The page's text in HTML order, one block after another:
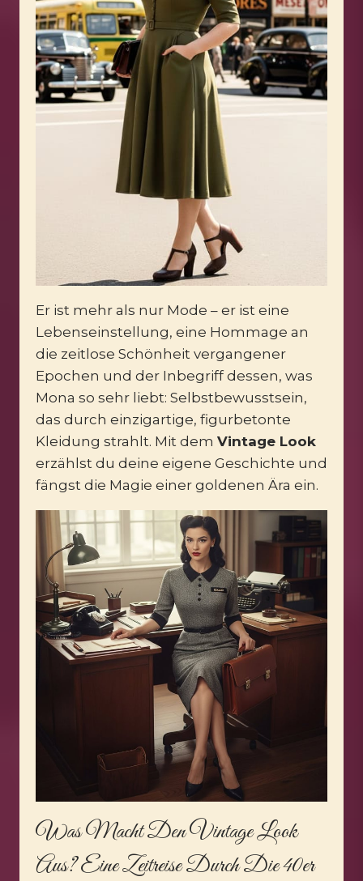
Er ist mehr als nur Mode – er ist eine
Lebenseinstellung, eine Hommage an
die zeitlose Schönheit vergangener
Epochen und der Inbegriff dessen, was
Mona so sehr liebt: Selbstbewusstsein,
das durch einzigartige, figurbetonte
Kleidung strahlt. Mit dem Vintage Look
erzählst du deine eigene Geschichte und
fängst die Magie einer goldenen Ära ein.
Was Macht Den Vintage Look
Aus? Eine Zeitreise Durch Die 40er